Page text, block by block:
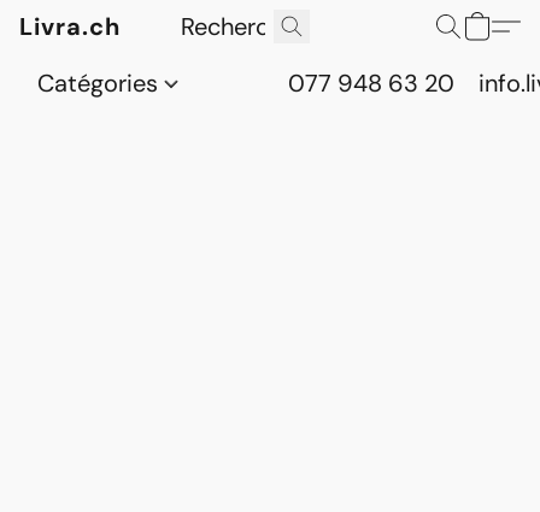
Livra.ch
Catégories
077 948 63 20